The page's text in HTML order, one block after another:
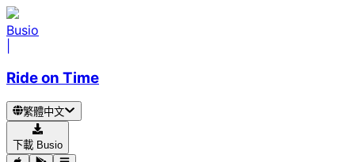
Busio
Ride on Time
繁體中文
下載 Busio